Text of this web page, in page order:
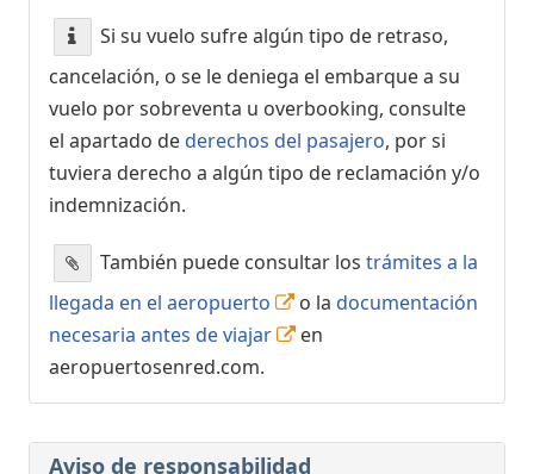
Si su vuelo sufre algún tipo de retraso,
cancelación, o se le deniega el embarque a su
vuelo por sobreventa u overbooking, consulte
el apartado dederechos del pasajero, por si
tuviera derecho a algún tipo de reclamación y/o
indemnización.
También puede consultar los trámites a la
llegada en el aeropuerto
o la documentación
necesaria antes de viajar
en
aeropuertosenred.com.
Aviso de responsabilidad